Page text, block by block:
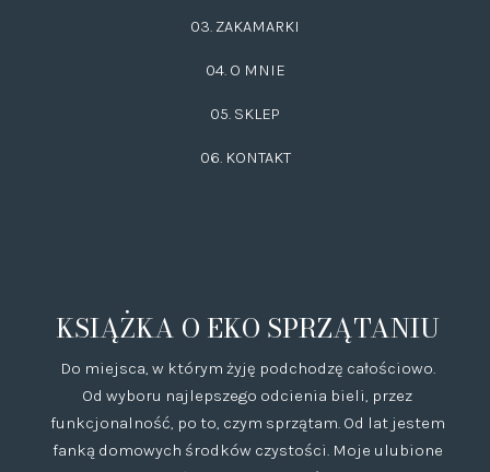
03. ZAKAMARKI
04. O MNIE
05. SKLEP
06. KONTAKT
KSIĄŻKA O EKO SPRZĄTANIU
Do miejsca, w którym żyję podchodzę całościowo.
Od wyboru najlepszego odcienia bieli, przez
funkcjonalność, po to, czym sprzątam. Od lat jestem
fanką domowych środków czystości. Moje ulubione